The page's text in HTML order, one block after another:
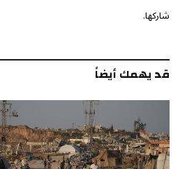
شاركها.
قد يهمك أيضاً